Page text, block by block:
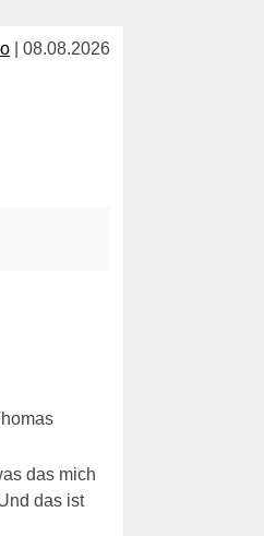
| 08.08.2026
das mich
das ist